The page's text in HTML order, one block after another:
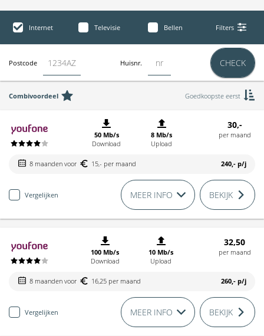
Internet Televisie Bellen Filters
Postcode Huisnr. CHECK
Combivoordeel Goedkoopste eerst
50 Mb/s
Download
8 Mb/s
Upload
30,-
per maand
8 maanden voor 15,- per maand 240,- p/j
Vergelijken MEER INFO BEKIJK
100 Mb/s
Download
10 Mb/s
Upload
32,50
per maand
8 maanden voor 16,25 per maand 260,- p/j
Vergelijken MEER INFO BEKIJK